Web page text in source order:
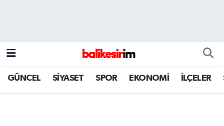
GÜNCEL SİYASET SPOR EKONOMİ İLÇELER